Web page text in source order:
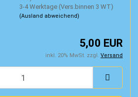
3-4 Werktage (Vers.binnen 3 WT)
(Ausland abweichend)
5,00 EUR
inkl. 20% MwSt. zzgl. Versand